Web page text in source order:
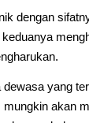
dengan
yang
akan